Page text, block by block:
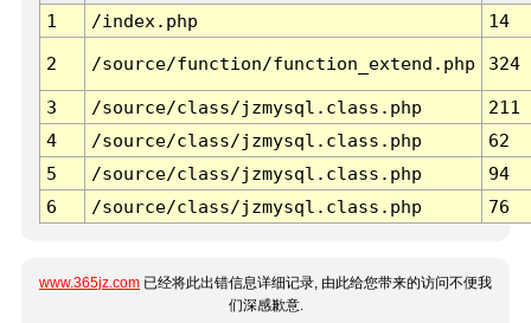
1
/index.php 14
2 /source/function/function_extend.php 324
3 /source/class/jzmysql.class.php
211
4
/source/class/jzmysql.class.php
62
5
/source/class/jzmysql.class.php
94
6
/source/class/jzmysql.class.php 76
www.365jz.com 已经将此出错信息详细记录, 由此给您带来的访问不便我
们深感歉意.